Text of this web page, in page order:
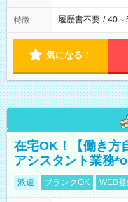
特徴 履歴書不要 / 40～
気になる！
在宅OK！【働き方
アシスタント業務*o
派遣 ブランクOK WEB